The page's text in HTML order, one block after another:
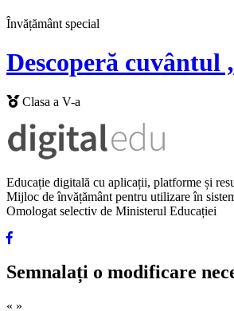
Învățământ special
Descoperă cuvântul
Clasa a V-a
Educație digitală cu aplicații, platforme și
Mijloc de învățământ pentru utilizare în
Omologat selectiv de Ministerul Educației
Semnalați o modificare
« »